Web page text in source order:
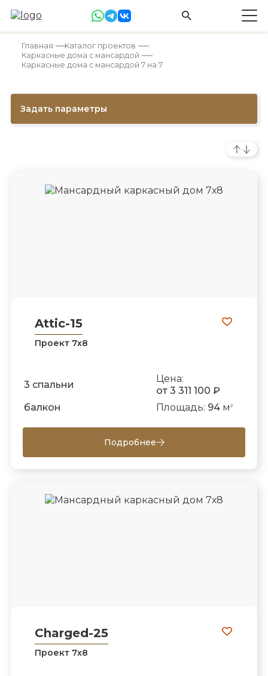
Главная
Каталог проектов
Каркасные дома с мансардой
Каркасные дома с мансардой 7 на 7
Задать параметры
Attic-15
Проект 7х8
3 спальни
Цена:
от 3 311 100 ₽
балкон
Площадь: 94м 2
Подробнее
Charged-25
Проект 7х8